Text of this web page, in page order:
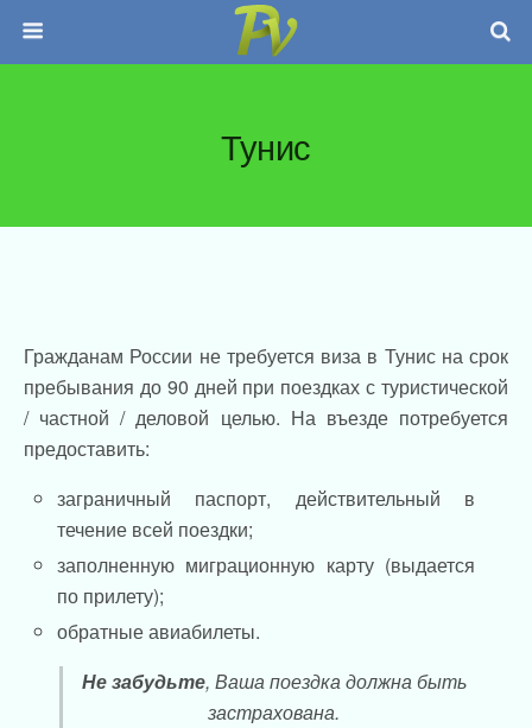
Тунис
Гражданам России не требуется виза в Тунис на срок
пребывания до 90 дней при поездках с туристической
/ частной / деловой целью. На въезде потребуется
предоставить:
заграничный паспорт, действительный в
течение всей поездки;
заполненную миграционную карту (выдается
по прилету);
обратные авиабилеты.
Не забудьте, Ваша поездка должна быть
застрахована.